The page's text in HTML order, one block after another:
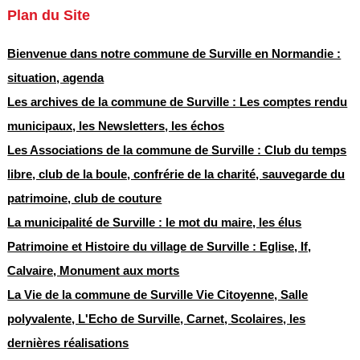
Plan du Site
Bienvenue dans notre commune de Surville en Normandie :
situation, agenda
Les archives de la commune de Surville : Les comptes rendu
municipaux, les Newsletters, les échos
Les Associations de la commune de Surville : Club du temps
libre, club de la boule, confrérie de la charité, sauvegarde du
patrimoine, club de couture
La municipalité de Surville : le mot du maire, les élus
Patrimoine et Histoire du village de Surville : Eglise, If,
Calvaire, Monument aux morts
La Vie de la commune de Surville Vie Citoyenne, Salle
polyvalente, L'Echo de Surville, Carnet, Scolaires, les
dernières réalisations